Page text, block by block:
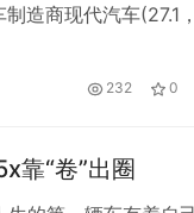
造商现代汽车(27.1，
近宣布的一系列电动
232 0
靠“卷”出圈